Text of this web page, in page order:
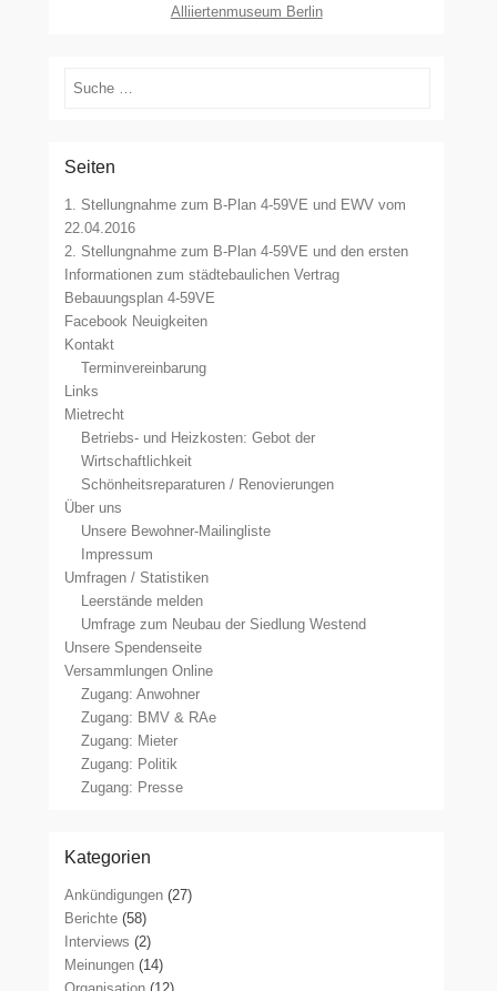
Alliiertenmuseum Berlin
Suchen
Seiten
1. Stellungnahme zum B-Plan 4-59VE und EWV vom
22.04.2016
2. Stellungnahme zum B-Plan 4-59VE und den ersten
Informationen zum städtebaulichen Vertrag
Bebauungsplan 4-59VE
Facebook Neuigkeiten
Kontakt
Terminvereinbarung
Links
Mietrecht
Betriebs- und Heizkosten: Gebot der
Wirtschaftlichkeit
Schönheitsreparaturen / Renovierungen
Über uns
Unsere Bewohner-Mailingliste
Impressum
Umfragen / Statistiken
Leerstände melden
Umfrage zum Neubau der Siedlung Westend
Unsere Spendenseite
Versammlungen Online
Zugang: Anwohner
Zugang: BMV & RAe
Zugang: Mieter
Zugang: Politik
Zugang: Presse
Kategorien
Ankündigungen (27)
Berichte (58)
Interviews (2)
Meinungen (14)